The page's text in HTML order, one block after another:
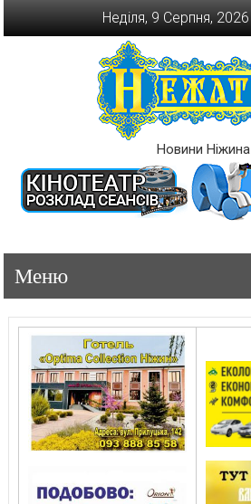
Неділя, 9 Серпня, 2026
Новини Ніжина